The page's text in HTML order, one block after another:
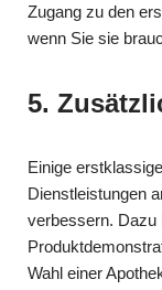
Zugang zu den
wenn Sie sie
5.
Einige
Dienstleistungen
verbessern. Dazu
Wahl einer